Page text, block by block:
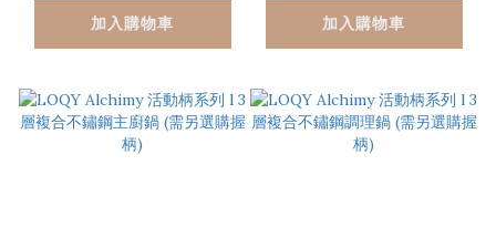
加入購物車 加入購物車